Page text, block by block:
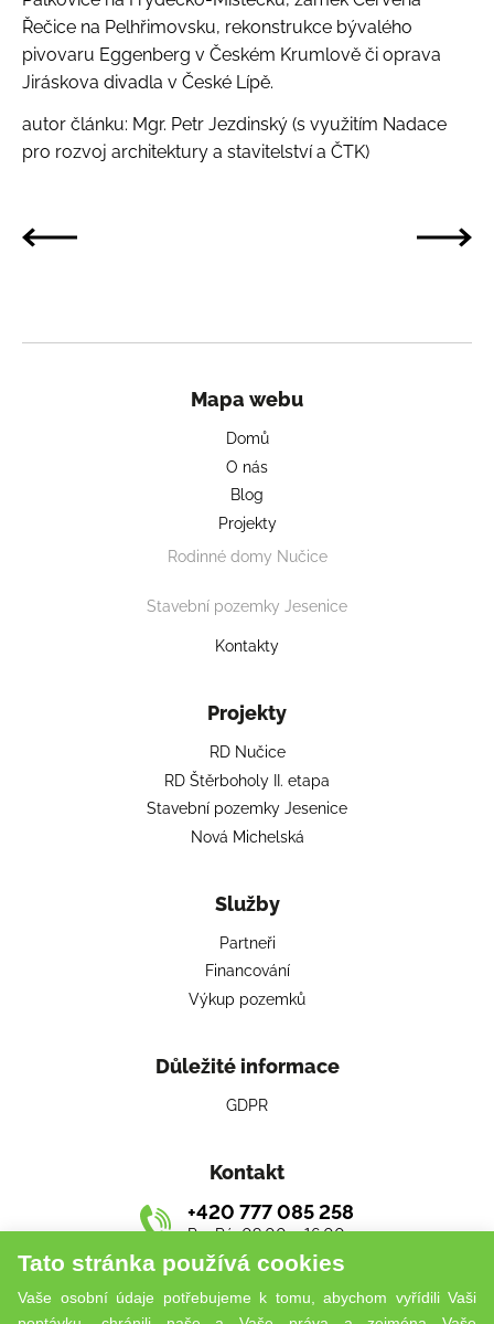
Tato stránka používá cookies
Vaše osobní údaje potřebujeme k tomu, abychom vyřídili Vaši
Řečice na Pelhřimovsku, rekonstrukce bývalého
pivovaru Eggenberg v Českém Krumlově či oprava
Jiráskova divadla v České Lípě.
autor článku: Mgr. Petr Jezdinský (s využitím Nadace
pro rozvoj architektury a stavitelství a ČTK)
Mapa webu
Domů
O nás
Blog
Projekty
Rodinné domy Nučice
Stavební pozemky Jesenice
Kontakty
Projekty
RD Nučice
RD Štěrboholy II. etapa
Stavební pozemky Jesenice
Nová Michelská
Služby
Partneři
Financování
Výkup pozemků
Důležité informace
GDPR
Kontakt
+420 777 085 258
Po–Pá: 09:00 – 16:00
living@jurisreal.cz